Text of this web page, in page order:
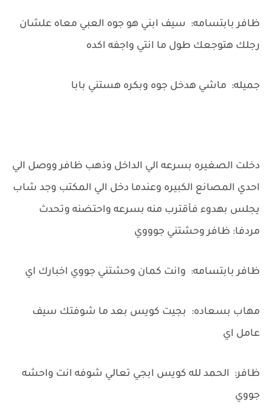
ظافر بابتسامه: سيف ابني هو جوه العبي معاه علشان
رجلك هتوجعك طول ما انتي واجفه اكده
جميله: ماشي هدخل جوه وبكره هستني بابا
دخلت الصغيره بسرعه الي الداخل وذهب ظافر ووصل الي
احدي المصانع الكبيره وعندما دخل الي المكتب وجد شاب
يجلس بهدوء فأقترب منه بسرعه واحتضنه وتحدث
مردفا: ظافر وحشتني جوووي
ظافر بابتسامه: وانت كمان وحشتني جووي اخبارك اي
مهاب بسعاده: بجيت كويس بعد ما شوفتك سيف
عامل اي
ظافر: الحمد لله كويس ابجي تعالي شوفه انت واحشه
جووي